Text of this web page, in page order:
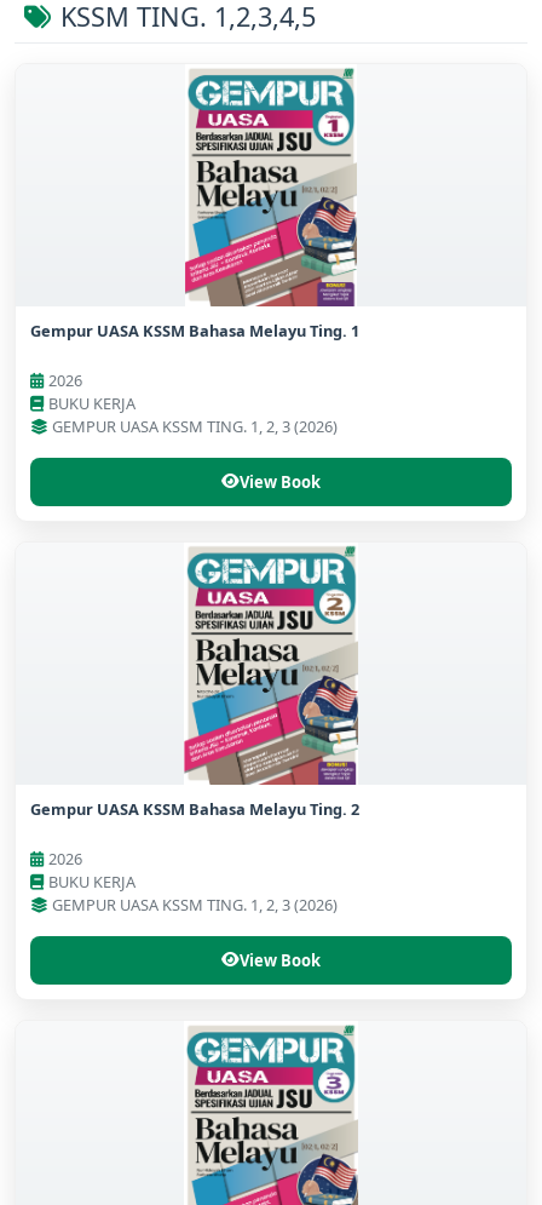
KSSM TING. 1,2,3,4,5
Gempur UASA KSSM Bahasa Melayu Ting. 1
2026
BUKU KERJA
GEMPUR UASA KSSM TING. 1, 2, 3 (2026)
View Book
Gempur UASA KSSM Bahasa Melayu Ting. 2
2026
BUKU KERJA
GEMPUR UASA KSSM TING. 1, 2, 3 (2026)
View Book